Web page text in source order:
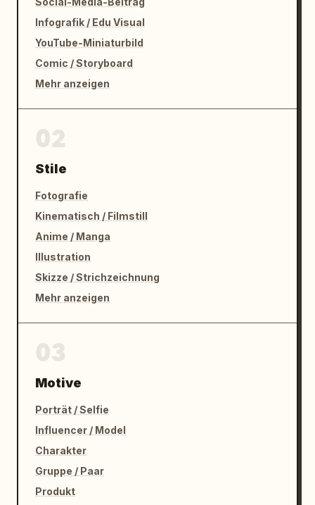
Infografik / Edu Visual
YouTube-Miniaturbild
Comic / Storyboard
Mehr anzeigen
Stile
Fotografie
Kinematisch / Filmstill
Anime / Manga
Illustration
Skizze / Strichzeichnung
Mehr anzeigen
Motive
Porträt / Selfie
Influencer / Model
Charakter
Gruppe / Paar
Produkt